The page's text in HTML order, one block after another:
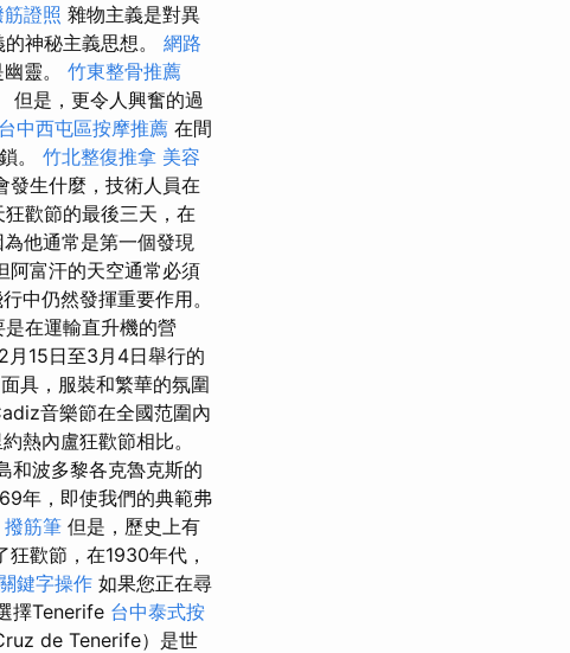
筋證照 雜物主義是對異
神秘主義思想。 網路
靈。 竹東整骨推薦
但是，更令人興奮的過
台中西屯區按摩推薦 在間
。 竹北整復推拿 美容
發生什麼，技術人員在
歡節的最後三天，在
他通常是第一個發現
阿富汗的天空通常必須
中仍然發揮重要作用。
在運輸直升機的營
月15日至3月4日舉行的
具，服裝和繁華的氛圍
音樂節在全國范圍內
熱內盧狂歡節相比。
和波多黎各克魯克斯的
年，即使我們的典範弗
撥筋筆 但是，歷史上有
歡節，在1930年代，
鍵字操作 如果您正在尋
擇Tenerife 台中泰式按
de Tenerife）是世